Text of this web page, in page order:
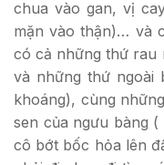
chua vào gan, vị
mặn vào thận)… và
có cả những thứ rau
và những thứ ngoài
khoáng), cùng
sen của ngưu bàng
cô bớt bốc hỏa lên